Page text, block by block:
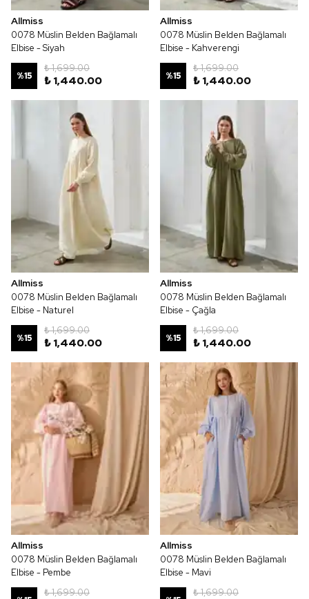
Allmiss
0078 Müslin Belden Bağlamalı
Elbise - Siyah
%15
₺ 1,699.00
₺ 1,440.00
Allmiss
0078 Müslin Belden Bağlamalı
Elbise - Kahverengi
%15
₺ 1,699.00
₺ 1,440.00
Allmiss
0078 Müslin Belden Bağlamalı
Elbise - Naturel
%15
₺ 1,699.00
₺ 1,440.00
Allmiss
0078 Müslin Belden Bağlamalı
Elbise - Çağla
%15
₺ 1,699.00
₺ 1,440.00
Allmiss
0078 Müslin Belden Bağlamalı
Elbise - Pembe
₺ 1,699.00
Allmiss
0078 Müslin Belden Bağlamalı
Elbise - Mavi
₺ 1,699.00